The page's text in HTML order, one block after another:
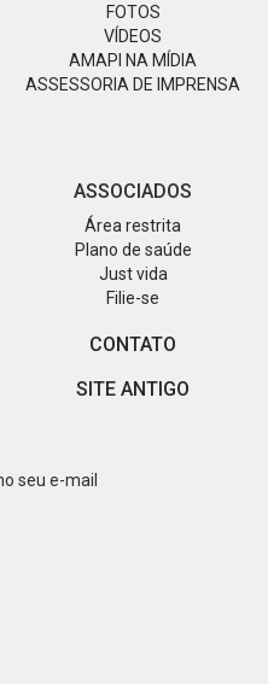
FOTOS
VÍDEOS
AMAPI NA MÍDIA
ASSESSORIA DE IMPRENSA
ASSOCIADOS
Área restrita
Plano de saúde
Just vida
Filie-se
CONTATO
SITE ANTIGO
seu e-mail